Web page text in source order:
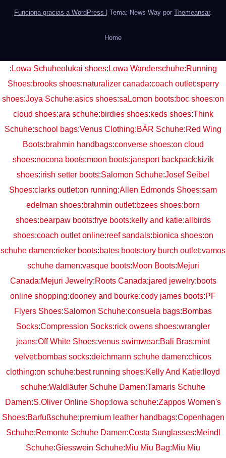
Funciona gracias a WordPress Tema: News Way por Themeansar.
Home
: Lowa Schuheolukai shoes: Lowa Wanderschuhe:Running
Shoes:brooks shoes:naturalizer canada:coach outlet:sperry
shoes:Joya Schuhe:asics shoes:saLomon boots:boc shoes:on
cloud shoes:ara schuhe:birdies shoes:keds shoes:Think
Schuhe:school bags:Venus Clothing:BÄR Schuhe:Red Wing
Boots:brahmin handbags:converse shoes:on cloud
shoes:nocona boots:moon boots:jansport backpack:kizik
shoes:irish setter boots:Salomon Schuhe:Josef Seibel
Shoes:clarks outlet:on running:Allen Edmonds Shoes:sam
edelman shoes:brahmin outlet:bzees shoes:born
shoes:bearpaw boots:frye boots:kelly and katie:allbirds
shoes:coach outlet online:reef sandals:bionica shoes:on
schuhe damen:rieker boots:bates boots:tory burch outlet:vamos
schuhe damen:vasque boots:Moon Boots:Mejuri
Canada:Mejuri Jewelry:Roots Canada:jared jewelry:boots
online shopping:dooney and bourke:cody james boots:PF
Flyers Shoes:Salomon Schuhe:consuela bags:Bombas
Socks:Compression Socks:rick owens shoes:wrangler
jeans:Off White Shoes:venus swimwear:Bali Bras:mint
velvet:bombas socks:deichmann schuhe damen:chicos
clothing:on schuhe:best running shoes:Kelly And Katie: lloyd
schuhe:Waldläufer Schuhe Damen:Tamaris Schuhe
Damen:S.Oliver Online Shop: lowa schuhe:Zappos Women's
Shoes:Barfußschuhe:premium leather handbags:Copenhagen
Schuhe:Remonte Schuhe Damen:Costa Sunglasses:Meindl
Schuhe:Giesswein Schuhe:Miu Miu Bag:Miu Miu